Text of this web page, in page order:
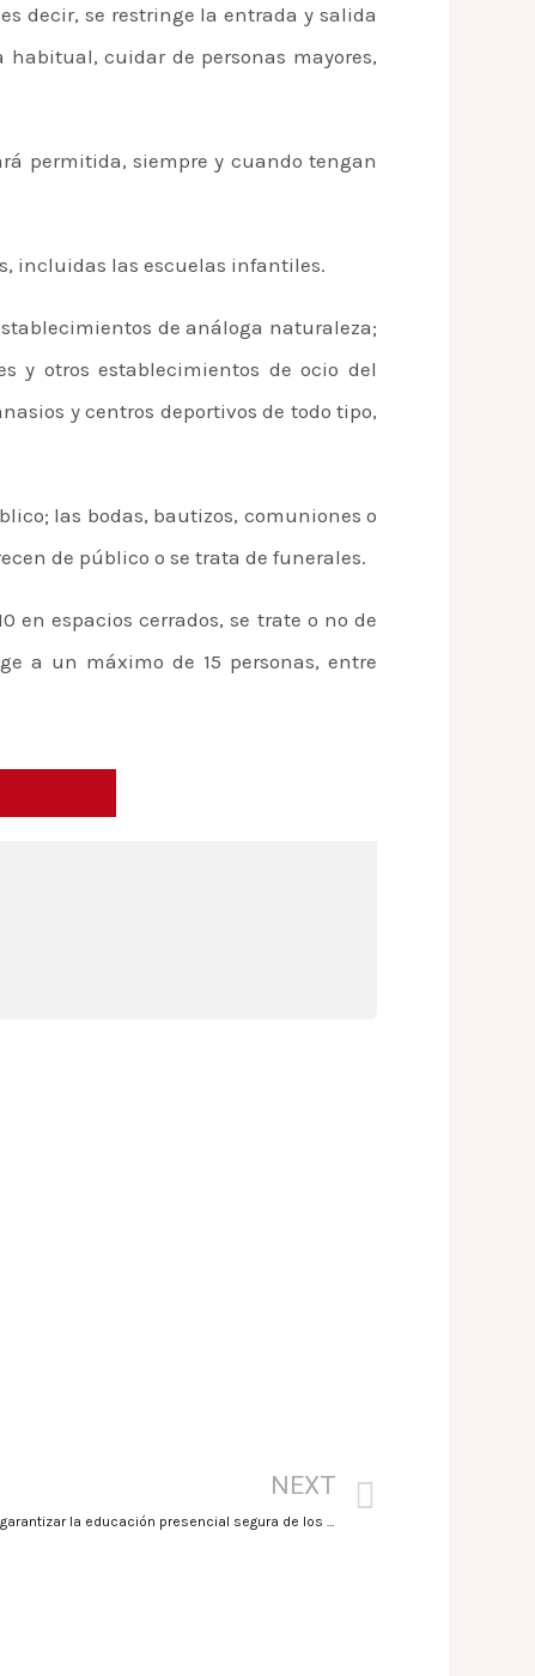
decir, se restringe la entrada y salida
cuidar de personas mayores,
permitida, siempre y cuando tengan
incluidas las escuelas infantiles.
de análoga naturaleza;
y otros establecimientos de ocio del
y centros deportivos de todo tipo,
las bodas, bautizos, comuniones o
de público o se trata de funerales.
en espacios cerrados, se trate o no de
a un máximo de 15 personas, entre
NEXT